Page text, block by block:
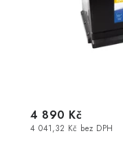
4 041,32 Kč bez DPH
4 890 Kč